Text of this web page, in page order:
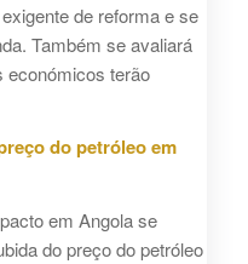
de reforma e se
Também se avaliará
económicos terão
do petróleo em
em Angola se
do preço do petróleo